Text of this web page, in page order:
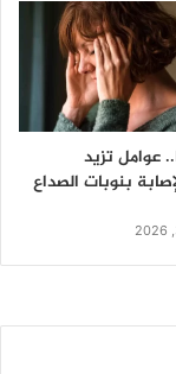
عوامل تزيد
بنوبات الصداع